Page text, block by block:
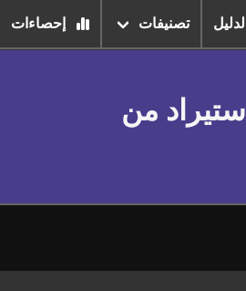
الدليل تصنيفات إحصاءات
من